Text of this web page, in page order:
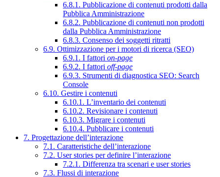
6.8.1. Pubblicazione di contenuti prodotti dalla
Pubblica Amministrazione
6.8.2. Pubblicazione di contenuti non prodotti
dalla Pubblica Amministrazione
6.8.3. Consenso dei soggetti ritratti
6.9. Ottimizzazione per i motori di ricerca (SEO)
6.9.1. I fattori on-page
6.9.2. I fattori off-page
6.9.3. Strumenti di diagnostica SEO: Search
Console
6.10. Gestire i contenuti
6.10.1. L’inventario dei contenuti
6.10.2. Revisionare i contenuti
6.10.3. Migrare i contenuti
6.10.4. Pubblicare i contenuti
7. Progettazione dell’interazione
7.1. Caratteristiche dell’interazione
7.2. User stories per definire l’interazione
7.2.1. Differenza tra scenari e user stories
7.3. Flussi di interazione